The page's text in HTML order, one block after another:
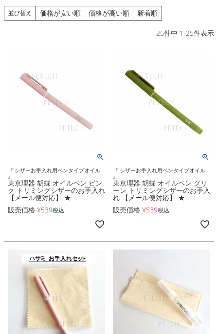
並び替え 価格が安い順 価格が高い順 新着順
25件中 1-25件表示
『 シザーお手入れ用ペンタイプオイル
』
東京理器 胡蝶 オイルペン ピン
ク トリミングシザーのお手入れ
【メール便対応】 ★
販売価格 ¥539税込
『 シザーお手入れ用ペンタイプオイル
』
東京理器 胡蝶 オイルペン グリ
ーン トリミングシザーのお手入
れ 【メール便対応】 ★
販売価格 ¥539税込